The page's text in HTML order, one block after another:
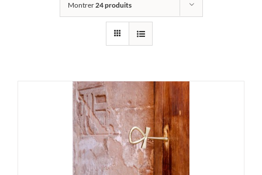
Montrer24 produits